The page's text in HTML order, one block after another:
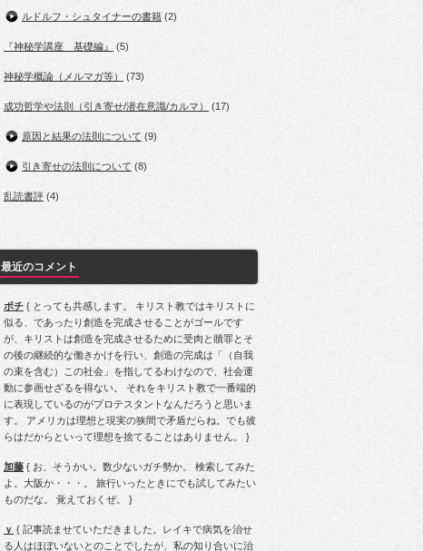
ルドルフ・シュタイナーの書籍 (2)
『神秘学講座 基礎編』 (5)
神秘学概論（メルマガ等） (73)
成功哲学や法則（引き寄せ/潜在意識/カルマ） (17)
原因と結果の法則について (9)
引き寄せの法則について (8)
乱読書評 (4)
最近のコメント
ポチ { とっても共感します。 キリスト教ではキリストに
似る、であったり創造を完成させることがゴールです
が、キリストは創造を完成させるために受肉と贖罪とそ
の後の継続的な働きかけを行い、創造の完成は「（自我
の束を含む）この社会」を指してるわけなので、社会運
動に参画せざるを得ない。 それをキリスト教で一番端的
に表現しているのがプロテスタントなんだろうと思いま
す。 アメリカは理想と現実の狭間で矛盾だらね。でも彼
らはだからといって理想を捨てることはありません。 }
加藤 { お、そうかい。数少ないガチ勢か。 検索してみた
よ。大阪か・・・。 旅行いったときにでも試してみたい
ものだな。 覚えておくぜ。 }
ｙ { 記事読ませていただきました。レイキで病気を治せ
る人はほぼいないとのことでしたが、私の知り合いに治